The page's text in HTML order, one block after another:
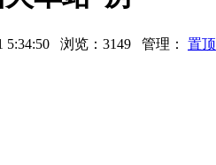
5:34:50 浏览：3149 管理： 置顶